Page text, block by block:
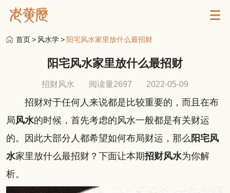
首页> 风水学> 阳宅风水家里放什么最招财
阳宅风水家里放什么最招财
招财风水 阅读量2697 2022-05-09
招财对于任何人来说都是比较重要的，而且在布
局风水的时候，首先考虑的风水一般都是有关财运
的。因此大部分人都希望如何布局财运，那么 阳宅风
水家里放什么最招财？下面让本期招财风水为你解
析。